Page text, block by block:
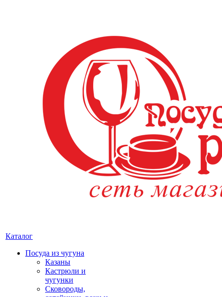
Каталог
Посуда из чугуна
Казаны
Кастрюли и
чугунки
Сковороды,